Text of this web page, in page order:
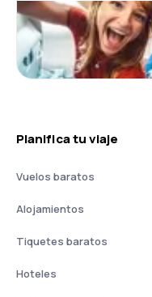
Planifica tu viaje
Vuelos baratos
Alojamientos
Tiquetes baratos
Hoteles